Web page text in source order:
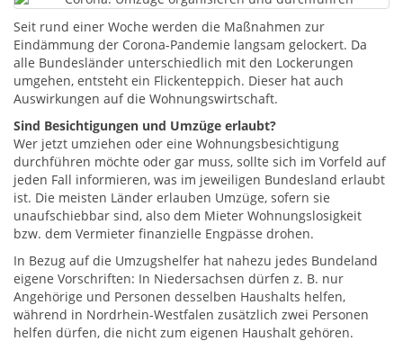
Seit rund einer Woche werden die Maßnahmen zur
Eindämmung der Corona-Pandemie langsam gelockert. Da
alle Bundesländer unterschiedlich mit den Lockerungen
umgehen, entsteht ein Flickenteppich. Dieser hat auch
Auswirkungen auf die Wohnungswirtschaft.
Sind Besichtigungen und Umzüge erlaubt?
Wer jetzt umziehen oder eine Wohnungsbesichtigung
durchführen möchte oder gar muss, sollte sich im Vorfeld auf
jeden Fall informieren, was im jeweiligen Bundesland erlaubt
ist. Die meisten Länder erlauben Umzüge, sofern sie
unaufschiebbar sind, also dem Mieter Wohnungslosigkeit
bzw. dem Vermieter finanzielle Engpässe drohen.
In Bezug auf die Umzugshelfer hat nahezu jedes Bundeland
eigene Vorschriften: In Niedersachsen dürfen z. B. nur
Angehörige und Personen desselben Haushalts helfen,
während in Nordrhein-Westfalen zusätzlich zwei Personen
helfen dürfen, die nicht zum eigenen Haushalt gehören.